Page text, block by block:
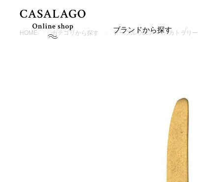
ブランドから探す
HOME カテゴリから探す テーブルウエア カトラリー